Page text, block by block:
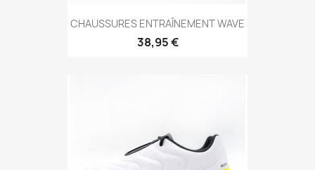
Aperçu rapide
CHAUSSURES ENTRAÎNEMENT WAVE
38,95 €